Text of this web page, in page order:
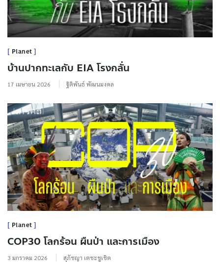
Planet
บ้านปากทะเลกับ EIA โรงกลั่น
17 เมษายน 2026 ฐิติพันธ์ พัฒนมงคล
Planet
COP30 โลกร้อน ผืนป่า และการเมือง
3 มกราคม 2026 สุภัชญา เตชะชูเชิด